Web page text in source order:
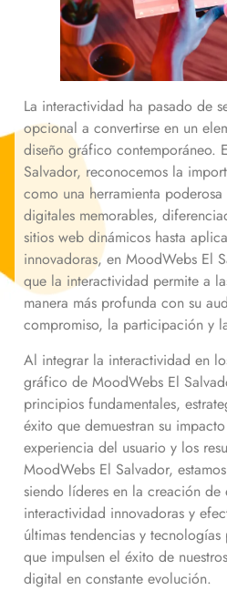
La interactividad ha pasado de
opcional a convertirse en un
diseño gráfico contemporáneo.
Salvador, reconocemos la
como una herramienta
digitales memorables,
sitios web dinámicos hasta
innovadoras, en MoodWebs El
que la interactividad permite a
manera más profunda con su
compromiso, la participación y
Al integrar la interactividad en
gráfico de MoodWebs El
principios fundamentales,
éxito que demuestran su
experiencia del usuario y los
MoodWebs El Salvador,
siendo líderes en la creación de
interactividad innovadoras y
últimas tendencias y
que impulsen el éxito de
digital en constante evolución.